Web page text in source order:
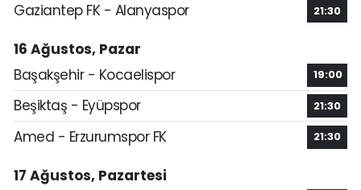
Gaziantep FK - Alanyaspor 21:30
16 Ağustos, Pazar
Başakşehir - Kocaelispor
19:00
Beşiktaş - Eyüpspor 21:30
Amed - Erzurumspor FK 21:30
17 Ağustos, Pazartesi